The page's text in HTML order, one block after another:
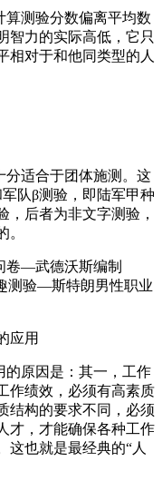
测验分数偏离平均数
智力的实际高低，它只
相对于和他同类型的人
适合于团体施测。这
队β测验，即陆军甲种
，后者为非文字测验，
。
—武德沃斯编制
测验—斯特朗男性职业
应用
原因是：其一，工作
作绩效，必须有高素质
结构的要求不同，必须
才，才能确保各种工作
这也就是最经典的“人